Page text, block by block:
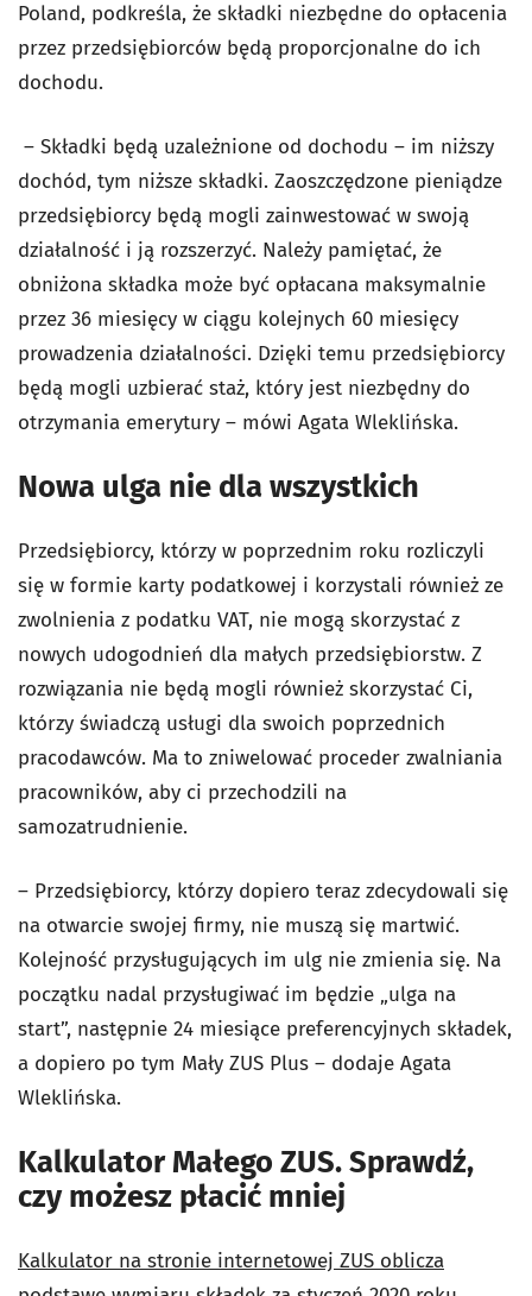
Poland, podkreśla, że składki niezbędne do opłacenia
przez przedsiębiorców będą proporcjonalne do ich
dochodu.
– Składki będą uzależnione od dochodu – im niższy
dochód, tym niższe składki. Zaoszczędzone pieniądze
przedsiębiorcy będą mogli zainwestować w swoją
działalność i ją rozszerzyć. Należy pamiętać, że
obniżona składka może być opłacana maksymalnie
przez 36 miesięcy w ciągu kolejnych 60 miesięcy
prowadzenia działalności. Dzięki temu przedsiębiorcy
będą mogli uzbierać staż, który jest niezbędny do
otrzymania emerytury – mówi Agata Wleklińska.
Nowa ulga nie dla wszystkich
Przedsiębiorcy, którzy w poprzednim roku rozliczyli
się w formie karty podatkowej i korzystali również ze
zwolnienia z podatku VAT, nie mogą skorzystać z
nowych udogodnień dla małych przedsiębiorstw. Z
rozwiązania nie będą mogli również skorzystać Ci,
którzy świadczą usługi dla swoich poprzednich
pracodawców. Ma to zniwelować proceder zwalniania
pracowników, aby ci przechodzili na
samozatrudnienie.
– Przedsiębiorcy, którzy dopiero teraz zdecydowali się
na otwarcie swojej firmy, nie muszą się martwić.
Kolejność przysługujących im ulg nie zmienia się. Na
początku nadal przysługiwać im będzie „ulga na
start”, następnie 24 miesiące preferencyjnych składek,
a dopiero po tym Mały ZUS Plus – dodaje Agata
Wleklińska.
Kalkulator Małego ZUS. Sprawdź,
czy możesz płacić mniej
Kalkulator na stronie internetowej ZUS oblicza